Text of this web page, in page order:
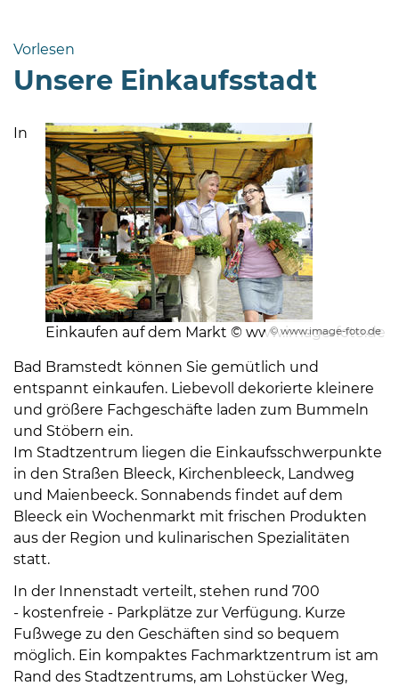
Bleeck 15-
24576 Bad
http://www.bad-
bramstedt.de
Vorlesen
Unsere Einkaufsstadt
© www.image-foto.de
Einkaufen auf dem Markt © www.image-foto.de
In
Bad Bramstedt können Sie gemütlich und
entspannt einkaufen. Liebevoll dekorierte kleinere
und größere Fachgeschäfte laden zum Bummeln
und Stöbern ein.
Im Stadtzentrum liegen die Einkaufsschwerpunkte
in den Straßen Bleeck, Kirchenbleeck, Landweg
und Maienbeeck. Sonnabends findet auf dem
Bleeck ein Wochenmarkt mit frischen Produkten
aus der Region und kulinarischen Spezialitäten
statt.
In der Innenstadt verteilt, stehen rund 700
- kostenfreie - Parkplätze zur Verfügung. Kurze
Fußwege zu den Geschäften sind so bequem
möglich. Ein kompaktes Fachmarktzentrum ist am
Rand des Stadtzentrums, am Lohstücker Weg,